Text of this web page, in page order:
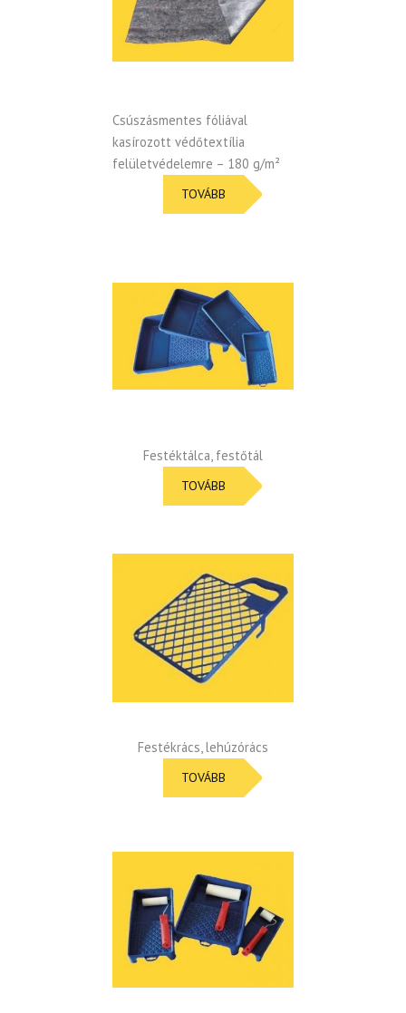
Csúszásmentes fóliával
kasírozott védőtextília
felületvédelemre – 180 g/m²
TOVÁBB
Festéktálca, festőtál
TOVÁBB
Festékrács, lehúzórács
TOVÁBB